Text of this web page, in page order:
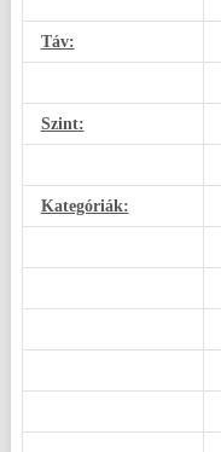
Táv:
Szint:
Kategóriák: